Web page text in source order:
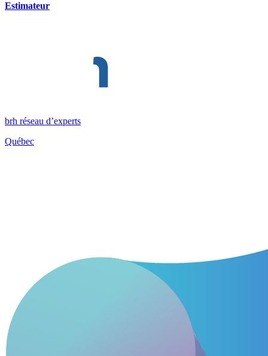
Estimateur
brh réseau d’experts
Québec